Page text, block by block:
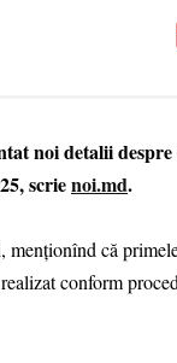
noi detalii
scrienoi.md.
menționînd că
conform